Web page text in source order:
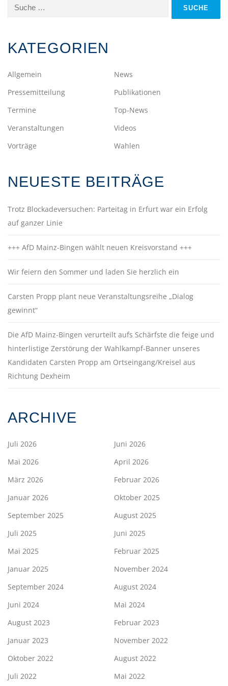
Suche
KATEGORIEN
Allgemein
News
Pressemitteilung
Publikationen
Termine
Top-News
Veranstaltungen
Videos
Vorträge
Wahlen
NEUESTE BEITRÄGE
Trotz Blockadeversuchen: Parteitag in Erfurt war ein Erfolg
auf ganzer Linie
+++ AfD Mainz-Bingen wählt neuen Kreisvorstand +++
Wir feiern den Sommer und laden Sie herzlich ein
Carsten Propp plant neue Veranstaltungsreihe „Dialog
gewinnt“
Die AfD Mainz-Bingen verurteilt aufs Schärfste die feige und
hinterlistige Zerstörung der Wahlkampf-Banner unseres
Kandidaten Carsten Propp am Ortseingang/Kreisel aus
Richtung Dexheim
ARCHIVE
Juli 2026
Juni 2026
Mai 2026
April 2026
März 2026
Februar 2026
Januar 2026
Oktober 2025
September 2025
August 2025
Juli 2025
Juni 2025
Mai 2025
Februar 2025
Januar 2025
November 2024
September 2024
August 2024
Juni 2024
Mai 2024
August 2023
Februar 2023
Januar 2023
November 2022
Oktober 2022
August 2022
Juli 2022
Mai 2022